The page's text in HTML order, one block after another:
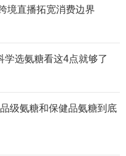
境直播拓宽消费边界
学选氨糖看这4点就够了
级氨糖和保健品氨糖到底